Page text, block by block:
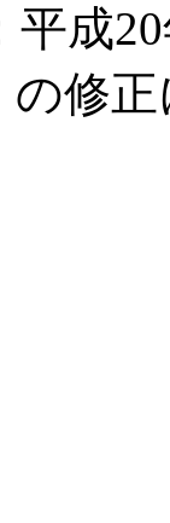
成
の修